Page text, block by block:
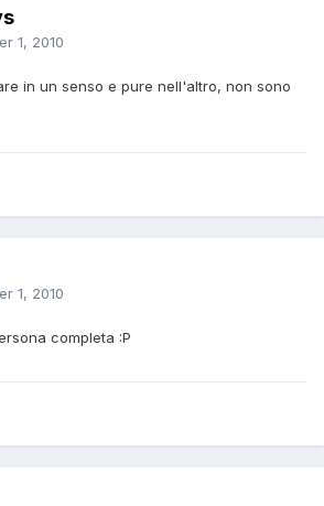
1, 2010
in un senso e pure nell'altro, non sono
1, 2010
completa :P